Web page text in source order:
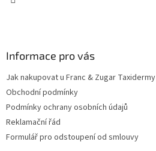
Informace pro vás
Jak nakupovat u Franc & Zugar Taxidermy
Obchodní podmínky
Podmínky ochrany osobních údajů
Reklamační řád
Formulář pro odstoupení od smlouvy